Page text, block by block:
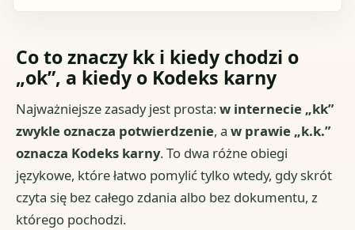
Co to znaczy kk i kiedy chodzi o
„ok”, a kiedy o Kodeks karny
Najważniejsze zasady jest prosta:w internecie „kk”
zwykle oznacza potwierdzenie, aw prawie „k.k.”
oznacza Kodeks karny. To dwa różne obiegi
językowe, które łatwo pomylić tylko wtedy, gdy skrót
czyta się bez całego zdania albo bez dokumentu, z
którego pochodzi.